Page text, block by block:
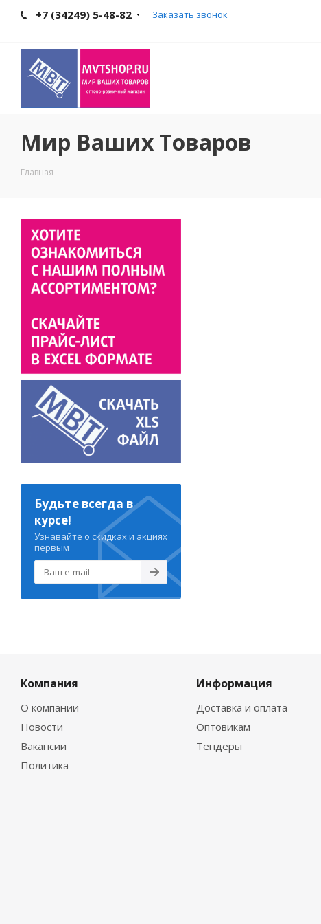
+7 (34249) 5-48-82 Заказать звонок
Мир Ваших Товаров
Главная
Будьте всегда в
курсе!
Узнавайте о скидках и акциях
первым
Компания
О компании
Новости
Вакансии
Политика
Информация
Доставка и оплата
Оптовикам
Тендеры